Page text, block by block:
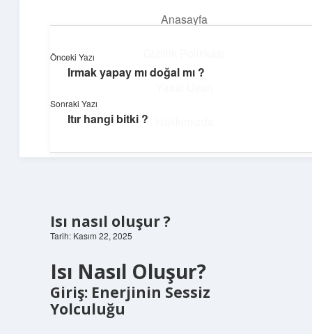
Anasayfa
Dijital Köşe
Güncel paylaşımlar ve ilginç keşiflerle dolu içerikler.
Isı nasıl oluşur ?
Tarih: Kasım 22, 2025
Isı Nasıl Oluşur?
Giriş: Enerjinin Sessiz
Yolculuğu
Önceki Yazı
Irmak yapay mı doğal mı ?
Sonraki Yazı
Itır hangi bitki ?